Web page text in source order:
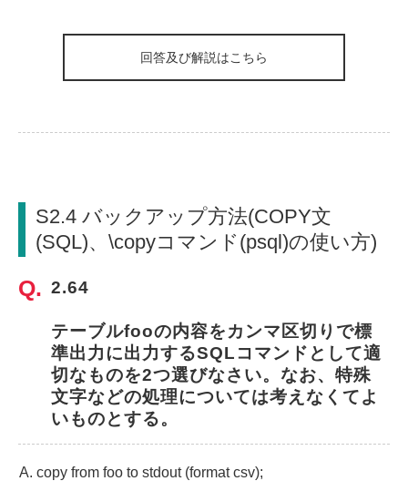
回答及び解説はこちら
S2.4 バックアップ方法(COPY文
(SQL)、\copyコマンド(psql)の使い方)
2.64
テーブルfooの内容をカンマ区切りで標
準出力に出力するSQLコマンドとして適
切なものを2つ選びなさい。なお、特殊
文字などの処理については考えなくてよ
いものとする。
copy from foo to stdout (format csv);